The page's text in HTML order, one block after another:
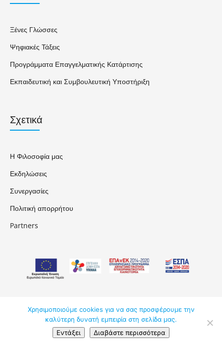
Ξένες Γλώσσες
Ψηφιακές Τάξεις
Προγράμματα Επαγγελματικής Κατάρτισης
Εκπαιδευτική και Συμβουλευτική Υποστήριξη
Σχετικά
Η Φιλοσοφία μας
Εκδηλώσεις
Συνεργασίες
Πολιτική απορρήτου
Partners
ΑΚΑΔΗΜΟΣ ΚΔΒΜ ΕΠΕ © 2026
made by
Χρησιμοποιούμε cookies για να σας προσφέρουμε την
καλύτερη δυνατή εμπειρία στη σελίδα μας.
Εντάξει
Διαβάστε περισσότερα